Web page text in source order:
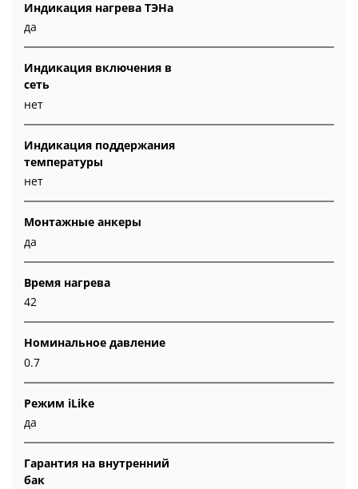
Индикация нагрева ТЭНа
да
Индикация включения в
сеть
нет
Индикация поддержания
температуры
нет
Монтажные анкеры
да
Время нагрева
42
Номинальное давление
0.7
Режим iLike
да
Гарантия на внутренний
бак